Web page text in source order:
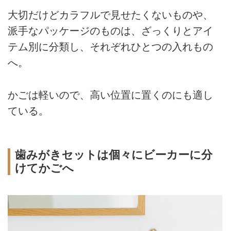
大切だけどカラフルで見せたくないものや、
派手なパッケージのものは、ざっくりとアイ
テム別に分類し、それぞれひとつの入れもの
へ。
かごは軽いので、高い位置に置くのにも適し
ている。
歯みがきセットは個々にビーカーに分
けてかごへ